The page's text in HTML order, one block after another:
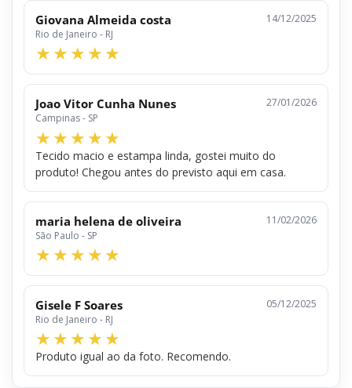
Giovana Almeida costa
Rio de Janeiro - RJ
14/12/2025
Joao Vitor Cunha Nunes
Campinas - SP
27/01/2026
Tecido macio e estampa linda, gostei muito do
produto! Chegou antes do previsto aqui em casa.
maria helena de oliveira
São Paulo - SP
11/02/2026
Gisele F Soares
Rio de Janeiro - RJ
05/12/2025
Produto igual ao da foto. Recomendo.